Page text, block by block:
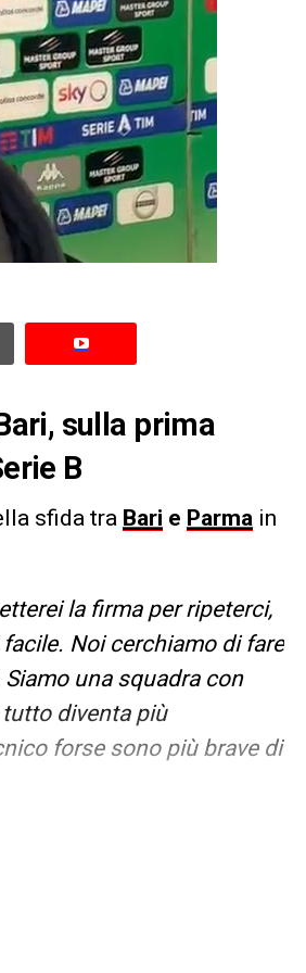
sulla prima
B
sfida tra Bari e Parma in
la firma per ripeterci,
Noi cerchiamo di fare
una squadra con
diventa più
forse sono più brave di